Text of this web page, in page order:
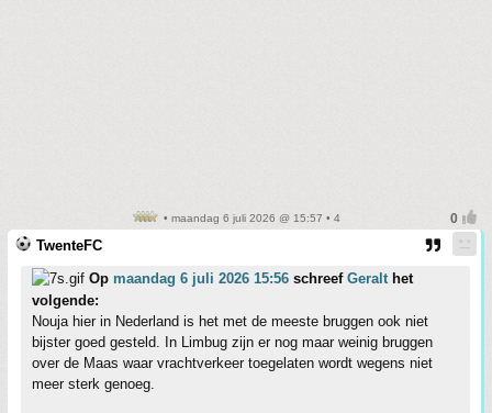
• maandag 6 juli 2026 @ 15:57 • 4
TwenteFC
Op maandag 6 juli 2026 15:56 schreef Geralthet
volgende:
Nouja hier in Nederland is het met de meeste bruggen ook niet
bijster goed gesteld. In Limbug zijn er nog maar weinig bruggen
over de Maas waar vrachtverkeer toegelaten wordt wegens niet
meer sterk genoeg.